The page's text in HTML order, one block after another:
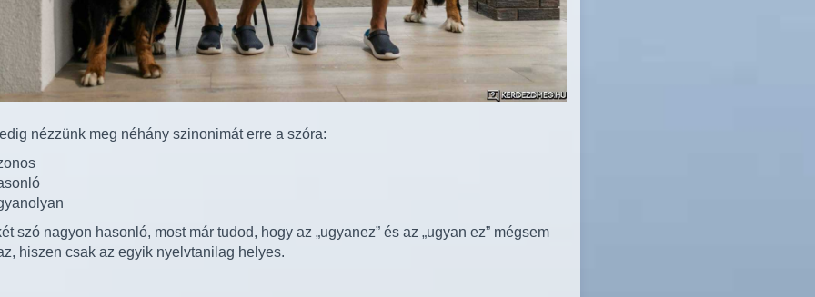
nézzünk meg néhány szinonimát erre a szóra:
szó nagyon hasonló, most már tudod, hogy az „ugyanez” és az „ugyan ez” mégsem
hiszen csak az egyik nyelvtanilag helyes.